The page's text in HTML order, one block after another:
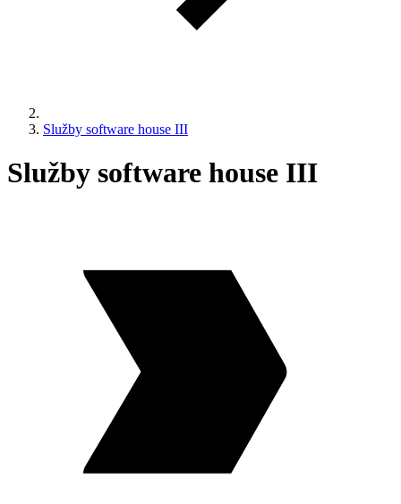
Služby software house III
Služby software house III